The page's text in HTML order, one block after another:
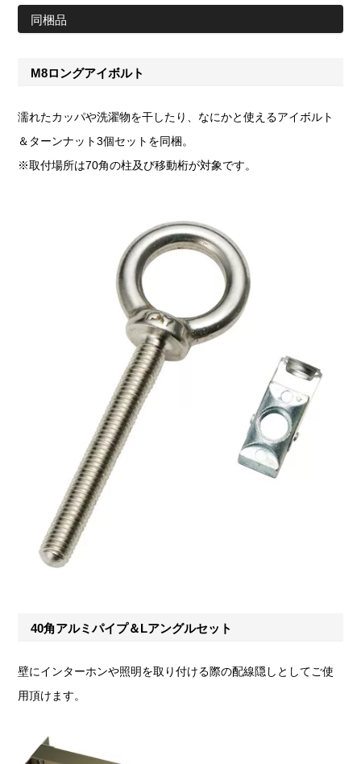
同梱品
M8ロングアイボルト
濡れたカッパや洗濯物を干したり、なにかと使えるアイボルト
＆ターンナット3個セットを同梱。
※取付場所は70角の柱及び移動桁が対象です。
40角アルミパイプ＆Lアングルセット
壁にインターホンや照明を取り付ける際の配線隠しとしてご使
用頂けます。